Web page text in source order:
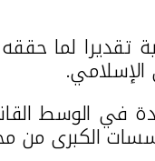
تقديرا لما
الإسلامي.
في الوسط
الكبرى من